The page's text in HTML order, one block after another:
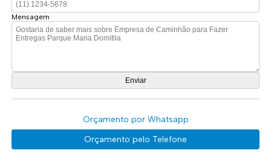
Mensagem
Orçamento por Whatsapp
Orçamento pelo Telefone